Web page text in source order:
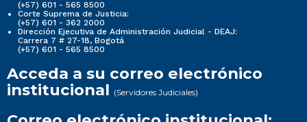
(+57) 601 - 565 8500
Corte Suprema de Justicia:
(+57) 601 - 362 2000
Dirección Ejecutiva de Administración Judicial - DEAJ:
Carrera 7 # 27-18, Bogotá
(+57) 601 - 565 8500
Acceda a su correo electrónico
institucional (Servidores Judiciales)